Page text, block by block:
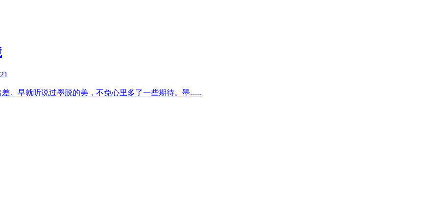
。早就听说过墨脱的美，不免心里多了一些期待。墨......